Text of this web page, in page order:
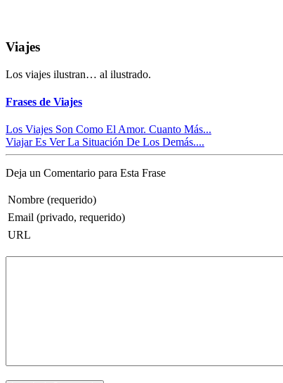
Viajes
Los viajes ilustran… al ilustrado.
Frases de Viajes
Los Viajes Son Como El Amor. Cuanto Más...
Viajar Es Ver La Situación De Los Demás....
Deja un Comentario para Esta Frase
Nombre (requerido)
Email (privado, requerido)
URL